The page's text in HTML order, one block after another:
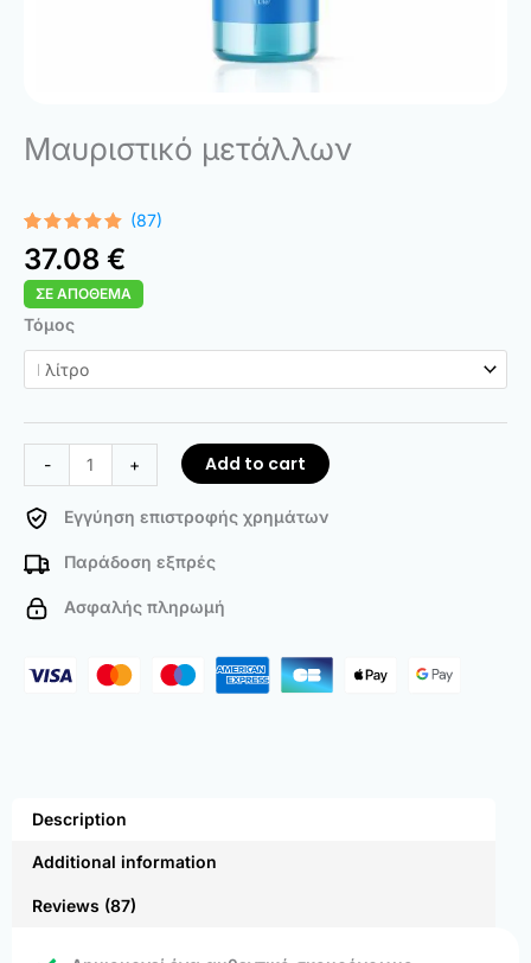
Μαυριστικό μετάλλων
Rated 4.83
out of 5
based on
87
customer
ratings
(87)
37.08 €
ΣΕ ΑΠΌΘΕΜΑ
Τόμος
-
Antiquing
Fluid
quantity
+ Add to cart
Εγγύηση επιστροφής χρημάτων
Παράδοση εξπρές
Ασφαλής πληρωμή
Description
Additional information
Reviews (87)